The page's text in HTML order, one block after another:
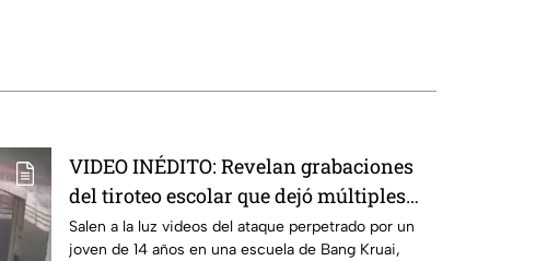
VIDEO INÉDITO: Revelan grabaciones
del tiroteo escolar que dejó múltiples
víctimas
Salen a la luz videos del ataque perpetrado por un
joven de 14 años en una escuela de Bang Kruai,